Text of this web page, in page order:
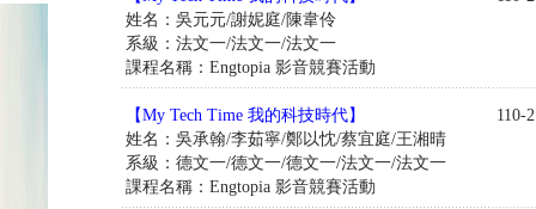
姓名：吳元元/謝妮庭/陳韋伶
系級：法文一/法文一/法文一
課程名稱：Engtopia 影音競賽活動
【My Tech Time 我的科技時代】
姓名：吳承翰/李茹寧/鄭以忱/蔡宜庭/王湘晴
系級：德文一/德文一/德文一/法文一/法文一
課程名稱：Engtopia 影音競賽活動
110-2